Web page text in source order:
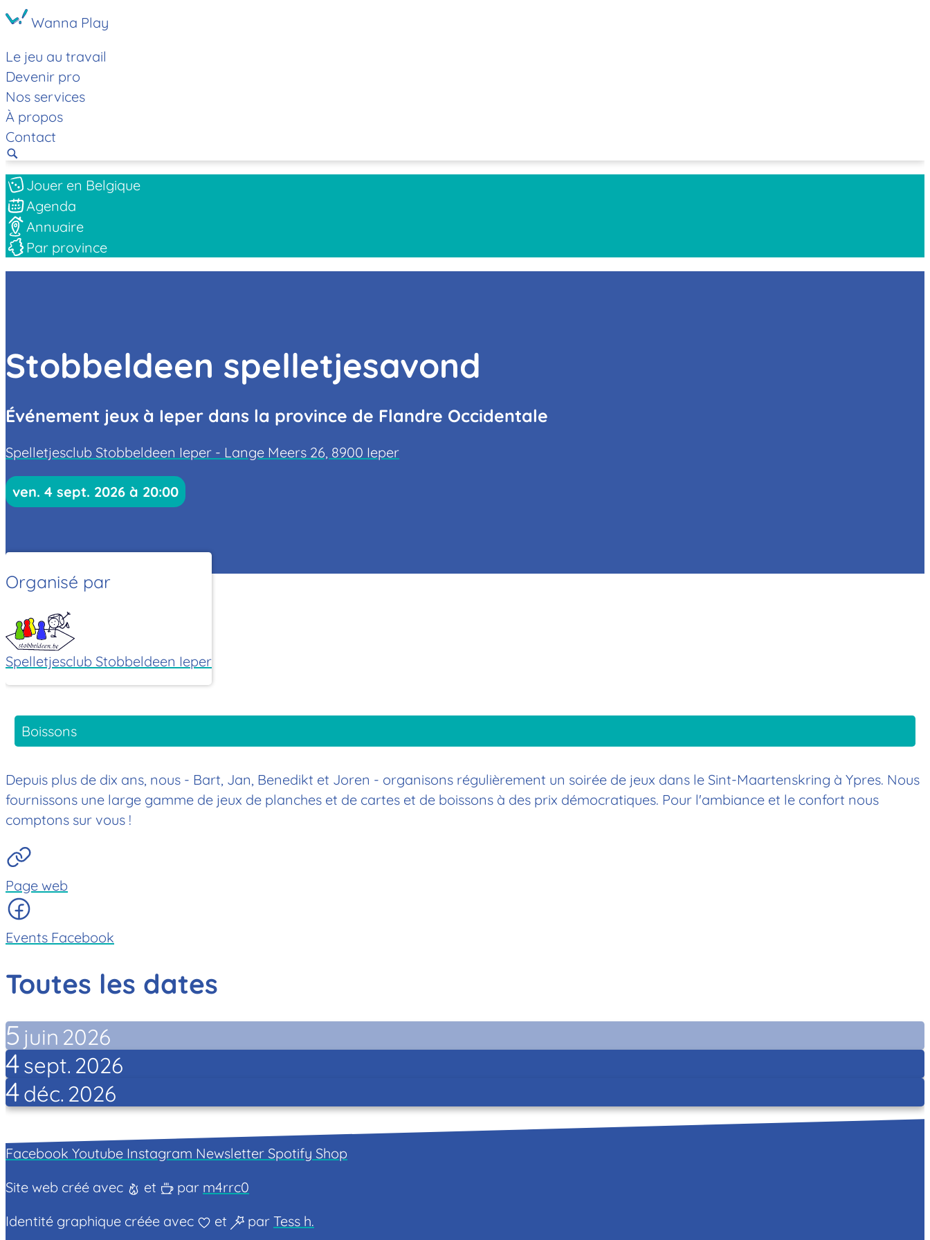
Wanna Play
Le jeu au travail
Devenir pro
Nos services
À propos
Contact
Jouer en Belgique
Agenda
Annuaire
Par province
Stobbeldeen spelletjesavond
Événement jeux à Ieper dans la province de Flandre Occidentale
Spelletjesclub Stobbeldeen Ieper - Lange Meers 26, 8900 Ieper
ven. 4 sept. 2026 à 20:00
Organisé par
Spelletjesclub Stobbeldeen Ieper
Boissons
Depuis plus de dix ans, nous - Bart, Jan, Benedikt et Joren - organisons régulièrement un soirée de jeux dans le Sint-Maartenskring à Ypres. Nous
fournissons une large gamme de jeux de planches et de cartes et de boissons à des prix démocratiques. Pour l'ambiance et le confort nous
comptons sur vous !
Page web
Events Facebook
Toutes les dates
5 juin 2026
4sept. 2026
4déc. 2026
Facebook Youtube Instagram Newsletter Spotify Shop
Site web créé avec
et par m4rrc0
Identité graphique créée avec
et par Tess h.